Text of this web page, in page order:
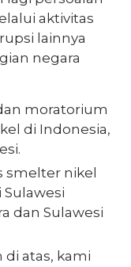
aktivitas
lainnya
negara
moratorium
di Indonesia,
smelter nikel
dan Sulawesi
atas, kami